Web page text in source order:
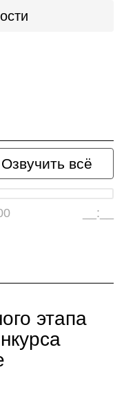
Озвучить всё
__:__
этапа